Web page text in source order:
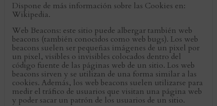
Dispone de más información sobre las Cookies en:
Wikipedia.
Web Beacons: este sitio puede albergar también web
beacons (también conocidos como web bugs). Los web
beacons suelen ser pequeñas imágenes de un pixel por
un pixel, visibles o invisibles colocados dentro del
código fuente de las páginas web de un sitio. Los web
beacons sirven y se utilizan de una forma similar a las
cookies. Además, los web beacons suelen utilizarse para
medir el tráfico de usuarios que visitan una página web
y poder sacar un patrón de los usuarios de un sitio.